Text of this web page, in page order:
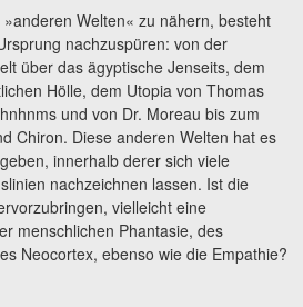
Welten« zu nähern, besteht
nachzuspüren: von der
über das ägyptische Jenseits, dem
Hölle, dem Utopia von Thomas
und von Dr. Moreau bis zum
Chiron. Diese anderen Welten hat es
innerhalb derer sich viele
nachzeichnen lassen. Ist die
vielleicht eine
menschlichen Phantasie, des
Neocortex, ebenso wie die Empathie?